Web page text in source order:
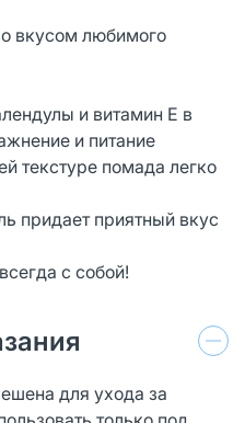
вкусом любимого
и витамин Е в
и питание
текстуре помада легко
придает приятный вкус
с собой!
для ухода за